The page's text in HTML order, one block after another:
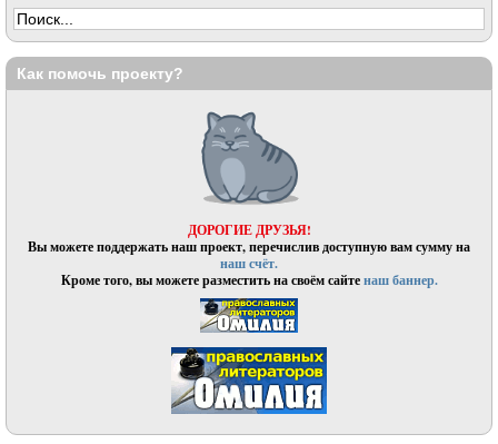
Как помочь проекту?
ДОРОГИЕ ДРУЗЬЯ!
Вы можете поддержать наш проект, перечислив доступную вам сумму на
наш счёт.
Кроме того, вы можете разместить на своём сайтенаш баннер.